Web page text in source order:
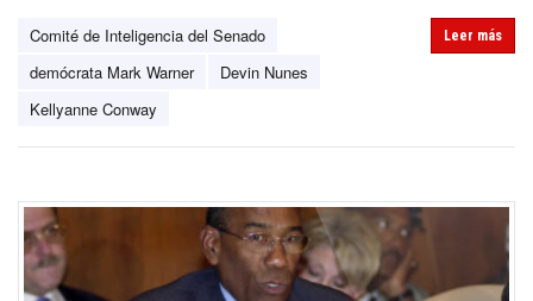
Comité de Inteligencia del Senado
demócrata Mark Warner
Devin Nunes
Kellyanne Conway
Leer más